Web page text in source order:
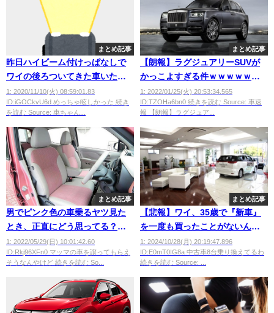
まとめ記事
昨日ハイビーム付けっぱなしで
ワイの後ろついてきた車いたん
だが煽りだよな？？？？
1: 2020/11/10(火) 08:59:01.83
ID:iGOCkvU6d めっちゃ眩しかった 続き
を読む Source: 車ちゃん...
まとめ記事
【朗報】ラグジュアリーSUVが
かっこよすぎる件ｗｗｗｗｗｗ
ｗ
1: 2022/01/25(火) 20:53:34.565
ID:TZOHa6bn0 続きを読む Source: 車速
報 【朗報】ラグジュア...
まとめ記事
男でピンク色の車乗るヤツ見た
とき、正直にどう思ってる？ｗ
ｗｗｗ
1: 2022/05/29(日) 10:01:42.60
ID:Rkj96XFn0 マッマの車を譲ってもらえ
そうなんやけど 続きを読む So...
まとめ記事
【悲報】ワイ、35歳で『新車』
を一度も買ったことがないんだ
けどｗｗｗｗｗ
1: 2024/10/28(月) 20:19:47.896
ID:E0mT0IG8a 中古車8台乗り換えてるわ
続きを読む Source: ...